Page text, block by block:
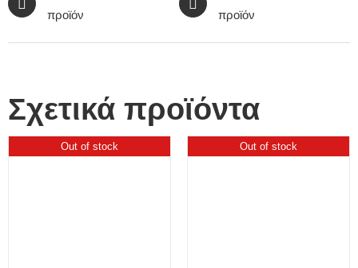
προϊόν
προϊόν
Σχετικά προϊόντα
Out of stock Out of stock